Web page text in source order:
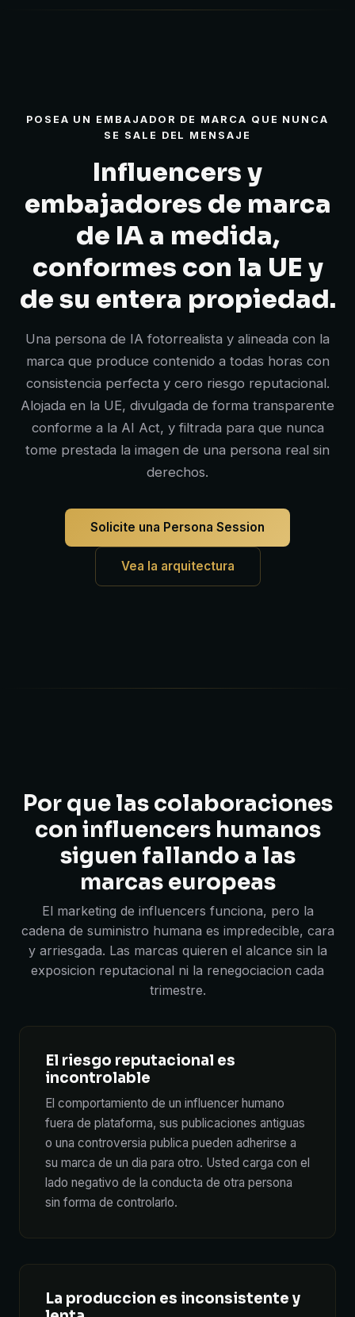
POSEA UN EMBAJADOR DE MARCA QUE NUNCA
SE SALE DEL MENSAJE
Influencers y
embajadores de marca
de IA a medida,
conformes con la UE y
de su entera propiedad.
Una persona de IA fotorrealista y alineada con la
marca que produce contenido a todas horas con
consistencia perfecta y cero riesgo reputacional.
Alojada en la UE, divulgada de forma transparente
conforme a la AI Act, y filtrada para que nunca
tome prestada la imagen de una persona real sin
derechos.
Solicite una Persona Session
Vea la arquitectura
Por que las colaboraciones
con influencers humanos
siguen fallando a las
marcas europeas
El marketing de influencers funciona, pero la
cadena de suministro humana es impredecible, cara
y arriesgada. Las marcas quieren el alcance sin la
exposicion reputacional ni la renegociacion cada
trimestre.
El riesgo reputacional es
incontrolable
El comportamiento de un influencer humano
fuera de plataforma, sus publicaciones antiguas
o una controversia publica pueden adherirse a
su marca de un dia para otro. Usted carga con el
lado negativo de la conducta de otra persona
sin forma de controlarlo.
La produccion es inconsistente y